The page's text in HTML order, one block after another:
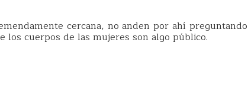
cercana, no anden por ahí preguntando
los cuerpos de las mujeres son algo público.